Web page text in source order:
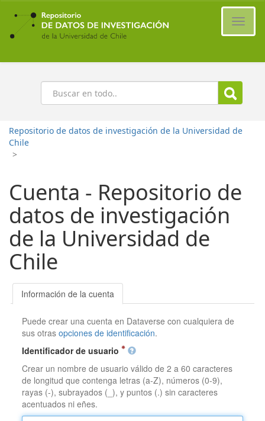
Ir
contenido
principal
Buscar
Repositorio de datos de investigación de la Universidad de
Chile
>
Cuenta - Repositorio de
datos de investigación
de la Universidad de
Chile
Información de la cuenta
Puede crear una cuenta en Dataverse con cualquiera de
sus otrasopciones de identificación.
Identificador de usuario
Crear un nombre de usuario válido de 2 a 60 caracteres
de longitud que contenga letras (a-Z), números (0-9),
rayas (-), subrayados (_), y puntos (.) sin caracteres
acentuados ni eñes.